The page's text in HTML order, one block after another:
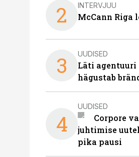
2 INTERVJUU
McCann Riga
3 UUDISED
Läti agentuuri
hägustab
4
UUDISED
Corpore
juhtimise
pika pausi